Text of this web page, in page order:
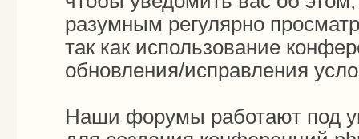
разумным регулярно
так как использование
обновления/исправления
Наши форумы работают под